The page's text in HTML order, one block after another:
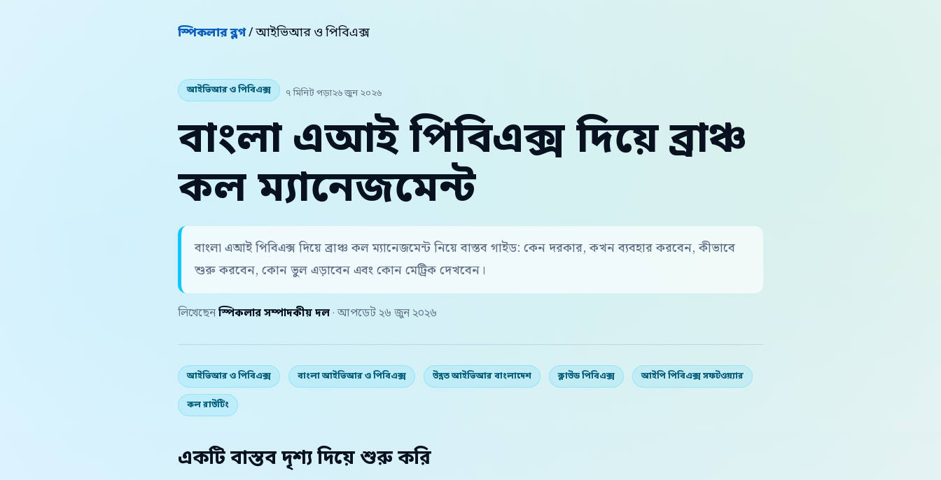
স্পিকলার ব্লগ/ আইভিআর ও পিবিএক্স
আইভিআর ও পিবিএক্স ৭ মিনিট পড়া২৬ জুন ২০২৬
বাংলা এআই পিবিএক্স দিয়ে ব্রাঞ্চ
কল ম্যানেজমেন্ট
বাংলা এআই পিবিএক্স দিয়ে ব্রাঞ্চ কল ম্যানেজমেন্ট নিয়ে বাস্তব গাইড: কেন দরকার, কখন ব্যবহার করবেন, কীভাবে
শুরু করবেন, কোন ভুল এড়াবেন এবং কোন মেট্রিক দেখবেন।
লিখেছেন স্পিকলার সম্পাদকীয় দল · আপডেট ২৬ জুন ২০২৬
আইভিআর ও পিবিএক্স বাংলা আইভিআর ও পিবিএক্স উন্নত আইভিআর বাংলাদেশ ক্লাউড পিবিএক্স আইপি পিবিএক্স সফটওয়্যার
কল রাউটিং
একটি বাস্তব দৃশ্য দিয়ে শুরু করি